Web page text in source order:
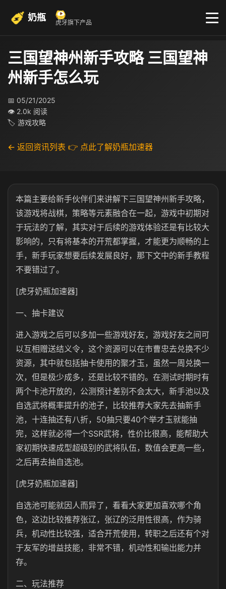
奶瓶 虎牙旗下产品
三国望神州新手攻略 三国望神
州新手怎么玩
📅 05/21/2025
👁 2.0k 阅读
🏷 游戏攻略
← 返回资讯列表 👉 点此了解奶瓶加速器
本篇主要给新手伙伴们来讲解下三国望神州新手攻略，
该游戏将战棋，策略等元素融合在一起，游戏中初期对
于玩法的了解，其实对于后续的游戏体验还是有比较大
影响的，只有将基本的开荒都掌握，才能更为顺畅的上
手，新手玩家想要后续发展良好，那下文中的新手教程
不要错过了。
[虎牙奶瓶加速器]
一、抽卡建议
进入游戏之后可以多加一些游戏好友，游戏好友之间可
以互相赠送结义令，这个资源可以在市曹忠去兑换不少
资源，其中就包括抽卡使用的聚才玉，虽然一周兑换一
次，但是极少成多，还是比较不错的。在测试时期时有
两个卡池开放的，公测预计差别不会太大，新手池以及
自选武将概率提升的池子，比较推荐大家先去抽新手
池，十连抽还有八折，50抽只要40个举才玉就能抽
完，这样就必得一个SSR武将，性价比很高，能帮助大
家初期快速成型超级别的武将队伍，数值会更高一些，
之后再去抽自选池。
[虎牙奶瓶加速器]
自选池可能就因人而异了，看看大家更加喜欢哪个角
色，这边比较推荐张辽，张辽的泛用性很高，作为骑
兵，机动性比较强，适合开荒使用，转职之后还有个对
于友军的增益技能，非常不错，机动性和输出能力并
存。
二、玩法推荐